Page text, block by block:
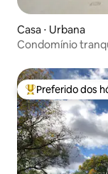
Casa ⋅ Urbana
Condomínio
Entre os
Preferido dos